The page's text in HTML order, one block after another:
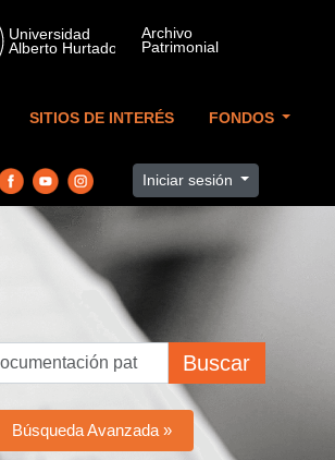
SITIOS DE INTERÉS FONDOS
Iniciar sesión
Buscar
Búsqueda Avanzada »